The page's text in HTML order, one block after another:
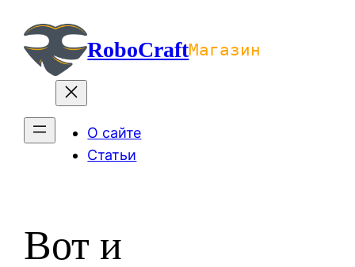
содержимомуRoboCraftМагазин
О сайте
Статьи
Вот и